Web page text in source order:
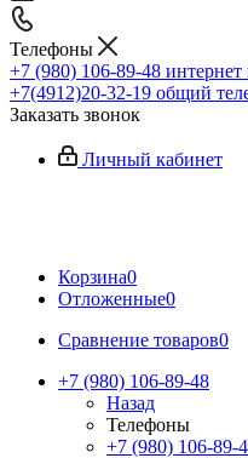
Телефоны
+7 (980) 106-89-48 интернет
+7(4912)20-32-19 общий
Заказать звонок
Личный кабинет
Корзина0
Отложенные0
Сравнение товаров0
+7 (980) 106-89-48
Назад
Телефоны
+7 (980) 106-89-